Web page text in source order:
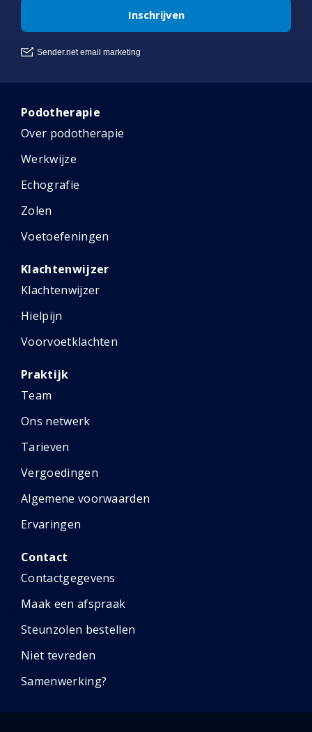
Podotherapie
Over podotherapie
Werkwijze
Echografie
Zolen
Voetoefeningen
Klachtenwijzer
Klachtenwijzer
Hielpijn
Voorvoetklachten
Praktijk
Team
Ons netwerk
Tarieven
Vergoedingen
Algemene voorwaarden
Ervaringen
Contact
Contactgegevens
Maak een afspraak
Steunzolen bestellen
Niet tevreden
Samenwerking?